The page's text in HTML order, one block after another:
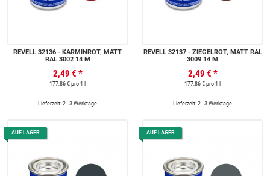
REVELL 32136 - KARMINROT, MATT
RAL 3002 14 M
2,49 € *
177,86 € pro 1 l
Lieferzeit: 2 - 3 Werktage
REVELL 32137 - ZIEGELROT, MATT RAL
3009 14 M
2,49 € *
177,86 € pro 1 l
Lieferzeit: 2 - 3 Werktage
AUF LAGER AUF LAGER